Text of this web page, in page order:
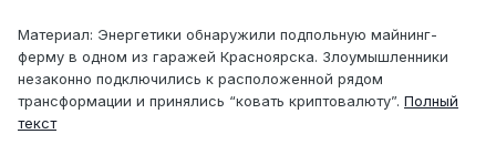
Материал: Энергетики обнаружили подпольную майнинг-
ферму в одном из гаражей Красноярска. Злоумышленники
незаконно подключились к расположенной рядом
трансформации и принялись “ковать криптовалюту”. Полный
текст